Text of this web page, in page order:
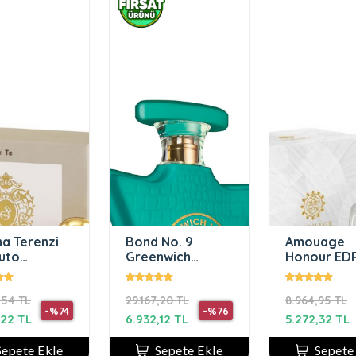
Terenzi
100 ml
Parfüm
TL
-%74
TL
Ekle
Bond No. 9
Greenwich
Village EDP 100
ml Unisex Parfüm
29.167,20 TL
-%76
6.932,12 TL
Sepete Ekle
Amouage
Honour
ml Kadın
8.964,95 TL
5.272,32 TL